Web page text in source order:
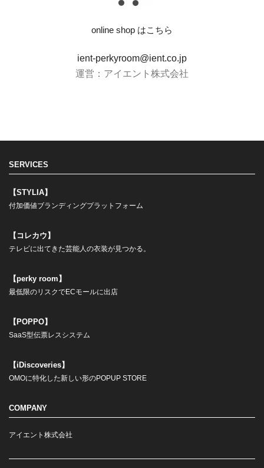
online shop はこちら
ient-perkyroom@ient.co.jp
運営：アイエント株式会社
SERVICES
【STYLIA】
付加価値ブランディングプラットフォーム
【コレカウ】
テレビに出てきた芸能人の衣装が見つかる。
【perky room】
最低限のリスクでECモールに出店
【POPPO】
SaaS型伝票レスシステム
【iDiscoveries】
OMOに特化した新しい形のPOPUP STORE
COMPANY
アイエント株式会社